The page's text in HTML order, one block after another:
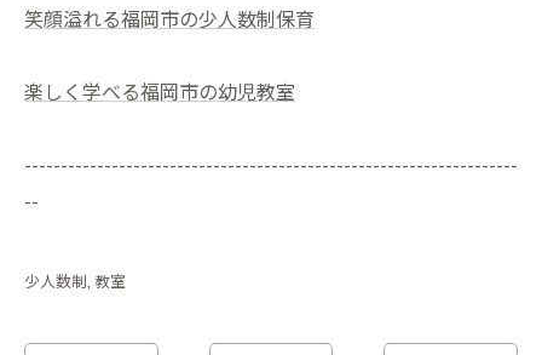
笑顔溢れる福岡市の少人数制保育
楽しく学べる福岡市の幼児教室
--------------------------------------------------------------------
--
少人数制 教室